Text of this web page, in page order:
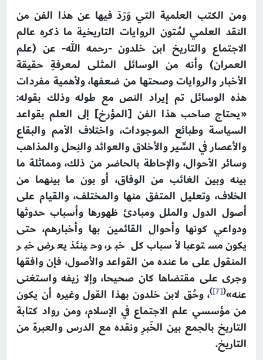
ومن الكتب العلمية التي وَرَدَ فيها عن هذا الفن من
النقد العلمي لمُتون الروايات التاريخية ما ذكره عالم
الاجتماع والتاريخ ابن خلدون -رحمه الله- عن (علم
العمران) وأنه من الوسائل المثلى لمعرفةِ حقيقة
الأخبار والروايات وصحتها من ضعفها، ولأهمية مفردات
هذه الوسائل تم إيراد النص مع طوله وذلك بقوله:
«يحتاج صاحب هذا الفن [المؤرخ] إلى العلم بقواعد
السياسة وطبائع الموجودات، واختلاف الأمم والبقاع
والأعصار في السِّير والأخلاق والعوائد والنِحل والمذاهب
وسائر الأحوال، والإحاطة بالحاضر من ذلك، ومماثلة ما
بينه وبين الغائب من الوفاق، أو بون ما بينهما من
الخلاف، وتعليل المتفق منها والمختلف، والقيام على
أصول الدول والملل ومبادئ ظهورها وأسباب حدوثها
ودواعي كونها وأحوال القائمين بها وأخبارهم، حتى
يكون مستوعبا لأسباب كل خبر، وحينئذ يعرض خبر
المنقول على ما عنده من القواعد والأصول، فإن وافقها
وجرى على مقتضاها كان صحيحا، وإلا زيفه واستغنى
عنه»(
[7]
)، وحُق لابن خلدون بهذا القول وغيره أن يكون
من مؤسسي علم الاجتماع في الإسلام، ومن رواد كتابة
التاريخ بالجمع بين الخَبرِ ونقده مع الدرس والعبرة من
التاريخ.